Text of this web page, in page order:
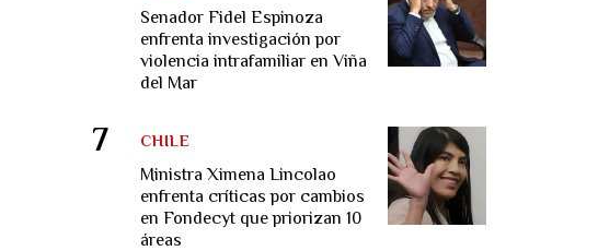
Senador Fidel Espinoza
enfrenta investigación por
violencia intrafamiliar en Viña
del Mar
Ministra Ximena Lincolao
enfrenta críticas por cambios
en Fondecyt que priorizan 10
áreas
CHILE